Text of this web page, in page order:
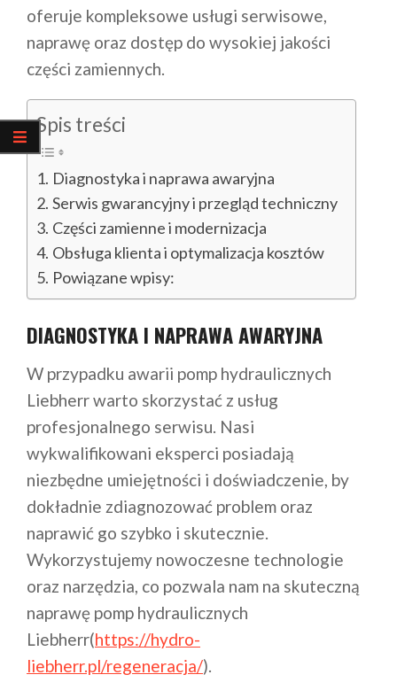
oferuje kompleksowe usługi serwisowe,
naprawę oraz dostęp do wysokiej jakości
części zamiennych.
Spis treści
Diagnostyka i naprawa awaryjna
Serwis gwarancyjny i przegląd techniczny
Części zamienne i modernizacja
Obsługa klienta i optymalizacja kosztów
Powiązane wpisy:
DIAGNOSTYKA I NAPRAWA AWARYJNA
W przypadku awarii pomp hydraulicznych
Liebherr warto skorzystać z usług
profesjonalnego serwisu. Nasi
wykwalifikowani eksperci posiadają
niezbędne umiejętności i doświadczenie, by
dokładnie zdiagnozować problem oraz
naprawić go szybko i skutecznie.
Wykorzystujemy nowoczesne technologie
oraz narzędzia, co pozwala nam na skuteczną
naprawę pomp hydraulicznych
Liebherr(https://hydro-
liebherr.pl/regeneracja/).